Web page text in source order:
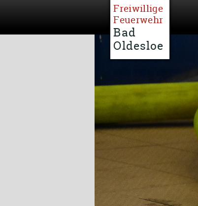
Freiwillige
Feuerwehr
Bad
Oldesloe